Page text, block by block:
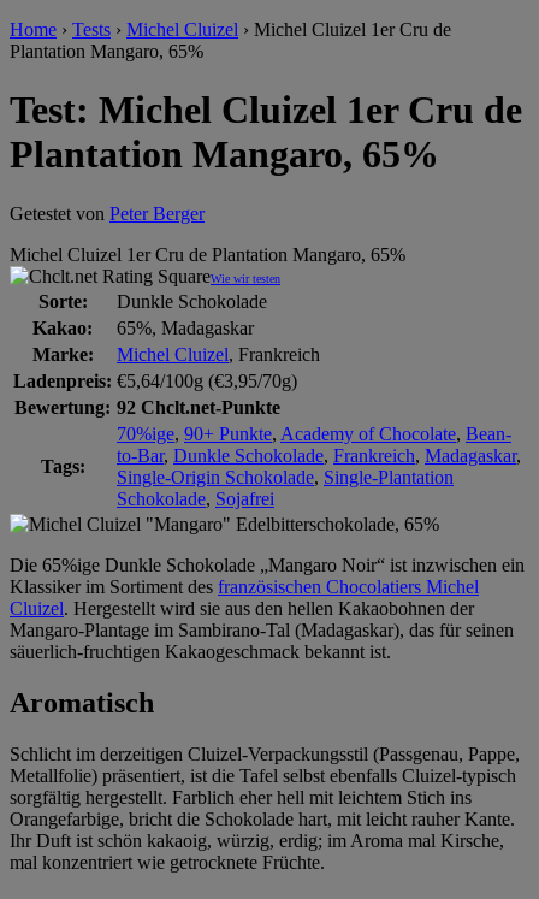
Home › Tests › Michel Cluizel › Michel Cluizel 1er Cru de
Plantation Mangaro, 65%
Test: Michel Cluizel 1er Cru de
Plantation Mangaro, 65%
Getestet von Peter Berger
Michel Cluizel 1er Cru de Plantation Mangaro, 65%
Wie wir testen
Sorte:
Dunkle Schokolade
Kakao:
65%, Madagaskar
Marke:
Michel Cluizel, Frankreich
Ladenpreis: €5,64/100g (€3,95/70g)
Bewertung: 92 Chclt.net-Punkte
Tags:
70%ige, 90+ Punkte, Academy of Chocolate, Bean-
to-Bar, Dunkle Schokolade, Frankreich, Madagaskar,
Single-Origin Schokolade, Single-Plantation
Schokolade, Sojafrei
Die 65%ige Dunkle Schokolade „Mangaro Noir“ ist inzwischen ein
Klassiker im Sortiment des französischen Chocolatiers Michel
Cluizel. Hergestellt wird sie aus den hellen Kakaobohnen der
Mangaro-Plantage im Sambirano-Tal (Madagaskar), das für seinen
säuerlich-fruchtigen Kakaogeschmack bekannt ist.
Aromatisch
Schlicht im derzeitigen Cluizel-Verpackungsstil (Passgenau, Pappe,
Metallfolie) präsentiert, ist die Tafel selbst ebenfalls Cluizel-typisch
sorgfältig hergestellt. Farblich eher hell mit leichtem Stich ins
Orangefarbige, bricht die Schokolade hart, mit leicht rauher Kante.
Ihr Duft ist schön kakaoig, würzig, erdig; im Aroma mal Kirsche,
mal konzentriert wie getrocknete Früchte.